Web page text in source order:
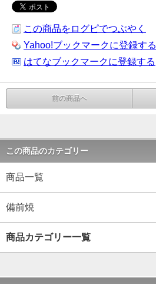
この商品をログピでつぶやく
Yahoo!ブックマークに登録する
はてなブックマークに登録する
前の商品へ
この商品のカテゴリー
商品一覧
備前焼
商品カテゴリー一覧